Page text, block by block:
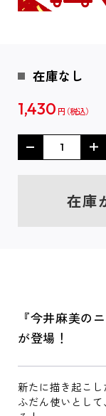
在庫なし
1,430 円
在庫
『今井麻美の
が登場！
新たに描き起こし
ふだん使いとし